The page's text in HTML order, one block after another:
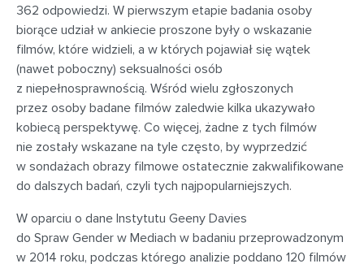
362 odpowiedzi. W pierwszym etapie badania osoby
biorące udział w ankiecie proszone były o wskazanie
filmów, które widzieli, a w których pojawiał się wątek
(nawet poboczny) seksualności osób
z niepełnosprawnością. Wśród wielu zgłoszonych
przez osoby badane filmów zaledwie kilka ukazywało
kobiecą perspektywę. Co więcej, żadne z tych filmów
nie zostały wskazane na tyle często, by wyprzedzić
w sondażach obrazy filmowe ostatecznie zakwalifikowane
do dalszych badań, czyli tych najpopularniejszych.
W oparciu o dane Instytutu Geeny Davies
do Spraw Gender w Mediach w badaniu przeprowadzonym
w 2014 roku, podczas którego analizie poddano 120 filmów